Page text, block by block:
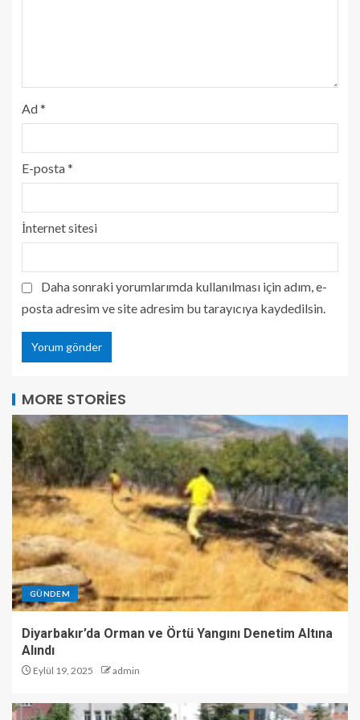
Ad*
E-posta*
İnternet sitesi
Daha sonraki yorumlarımda kullanılması için adım, e-
posta adresim ve site adresim bu tarayıcıya kaydedilsin.
MORE STORIES
GÜNDEM
Diyarbakır’da Orman ve Örtü Yangını Denetim Altına
Alındı
Eylül 19, 2025 admin